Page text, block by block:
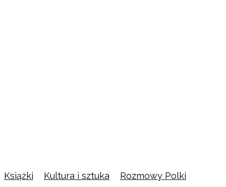
Książki Kultura i sztuka Rozmowy Polki